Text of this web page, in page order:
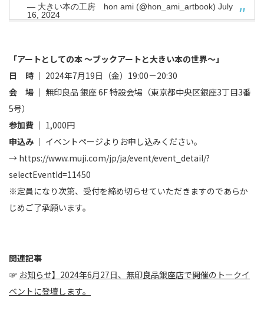
— 大きい本の工房 hon ami (@hon_ami_artbook) July
16, 2024
「アートとしての本 ～ブックアートと大きい本の世界～」
日 時 ｜ 2024年7月19日（金）19:00－20:30
会 場 ｜ 無印良品 銀座 6F 特設会場（東京都中央区銀座3丁目3番
5号）
参加費 ｜ 1,000円
申込み ｜ イベントページよりお申し込みください。
→ https://www.muji.com/jp/ja/event/event_detail/?
selectEventId=11450
※定員になり次第、受付を締め切らせていただきますのであらか
じめご了承願います。
関連記事
☞ お知らせ】2024年6月27日、無印良品銀座店で開催のトークイ
ベントに登壇します。